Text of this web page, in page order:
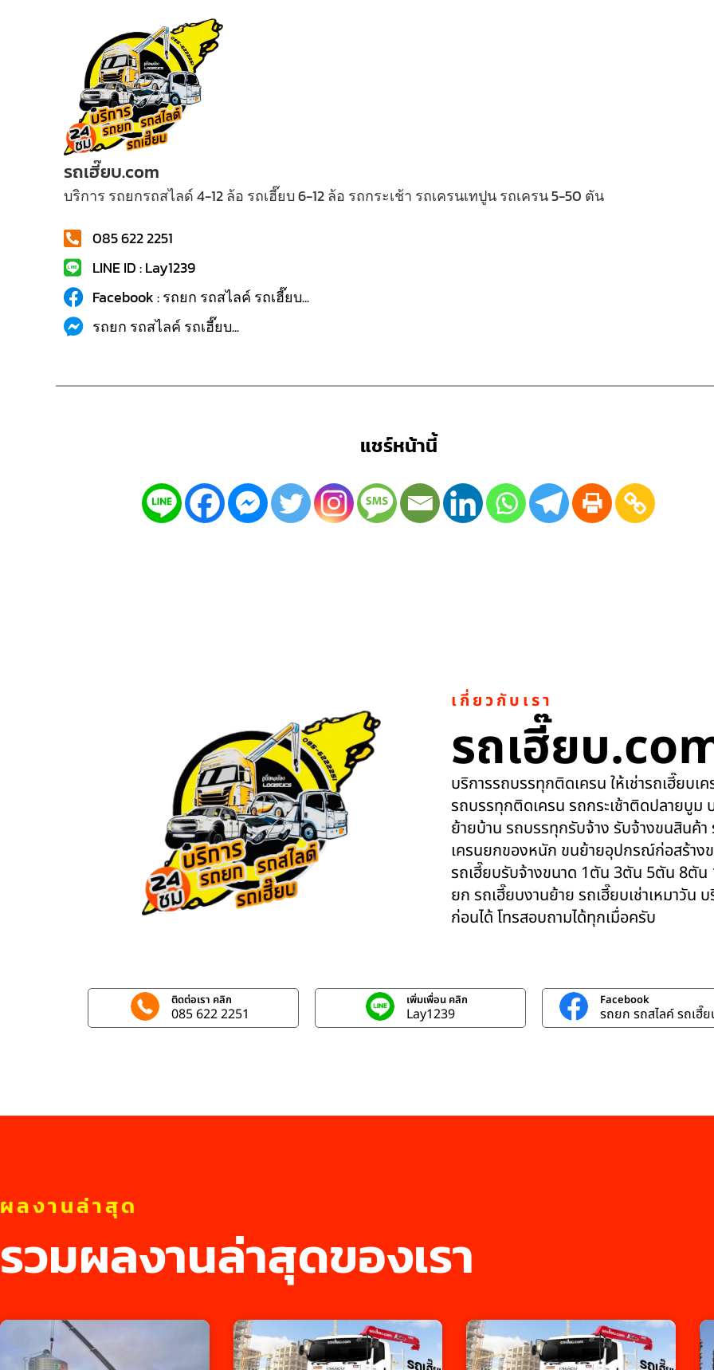
รถเฮี๊ยบ.com
บริการ รถยกรถสไลด์ 4-12 ล้อ รถเฮี๊ยบ 6-12 ล้อ รถกระเช้า รถเครนเทปูน รถเครน 5-50 ตัน
085 622 2251
LINE ID : Lay1239
Facebook : รถยก รถสไลค์ รถเฮี๊ยบ...
รถยก รถสไลค์ รถเฮี๊ยบ...
แชร์หน้านี้
เกี่ยวกับเรา
รถเฮี๊ยบ
บริการรถบรรทุกติดเครน ให้เช่ารถเฮี๊ยบเ
รถบรรทุกติดเครน รถกระเช้าติดปลายบู
ย้ายบ้าน รถบรรทุกรับจ้าง รับจ้างขนสินค้
เครนยกของหนัก ขนย้ายอุปกรณ์ก่อสร้าง
รถเฮี๊ยบรับจ้างขนาด 1ตัน 3ตัน 5ตัน 8ตั
ยก รถเฮี๊ยบงานย้าย รถเฮี๊ยบเช่าเหมาวัน
ก่อนได้ โทรสอบถามได้ทุกเมื่อครับ
ติดต่อเรา คลิก
085 622 2251
เพิ่มเพื่อน คลิก
Lay1239
Facebook
รถยก รถสไลค์ รถเฮี๊ย
ผลงานล่าสุด
รวมผลงานล่าสุดของเรา